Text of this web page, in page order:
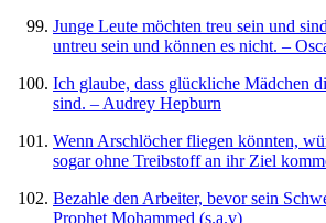
Junge Leute möchten treu sein und
untreu sein und können es nicht. –
Ich glaube, dass glückliche Mädchen
sind. – Audrey Hepburn
Wenn Arschlöcher fliegen könnten,
sogar ohne Treibstoff an ihr Ziel
Bezahle den Arbeiter, bevor sein
Prophet Mohammed (s.a.v)